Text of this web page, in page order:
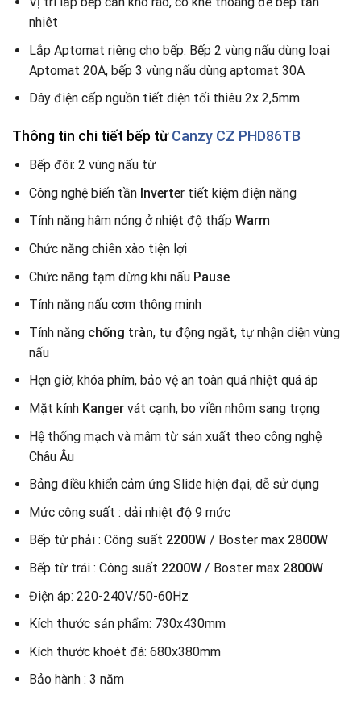
nhiêt
Lắp Aptomat riêng cho bếp. Bếp 2 vùng nấu dùng loại
Aptomat 20A, bếp 3 vùng nấu dùng aptomat 30A
Dây điện cấp nguồn tiết diện tối thiêu 2x 2,5mm
Thông tin chi tiết bếp từCanzy CZ PHD86TB
Bếp đôi: 2 vùng nấu từ
Công nghệ biến tần Inverter tiết kiệm điện năng
Tính năng hâm nóng ở nhiệt độ thấp Warm
Chức năng chiên xào tiện lợi
Chức năng tạm dừng khi nấu Pause
Tính năng nấu cơm thông minh
Tính năng chống tràn, tự động ngắt, tự nhận diện vùng
nấu
Hẹn giờ, khóa phím, bảo vệ an toàn quá nhiệt quá áp
Mặt kính Kanger vát cạnh, bo viền nhôm sang trọng
Hệ thống mạch và mâm từ sản xuất theo công nghệ
Châu Âu
Bảng điều khiển cảm ứng Slide hiện đại, dễ sử dụng
Mức công suất : dải nhiệt độ 9 mức
Bếp từ phải : Công suất 2200W/ Boster max 2800W
Bếp từ trái : Công suất 2200W/ Boster max 2800W
Điện áp: 220-240V/50-60Hz
Kích thước sản phẩm: 730x430mm
Kích thước khoét đá: 680x380mm
Bảo hành : 3 năm